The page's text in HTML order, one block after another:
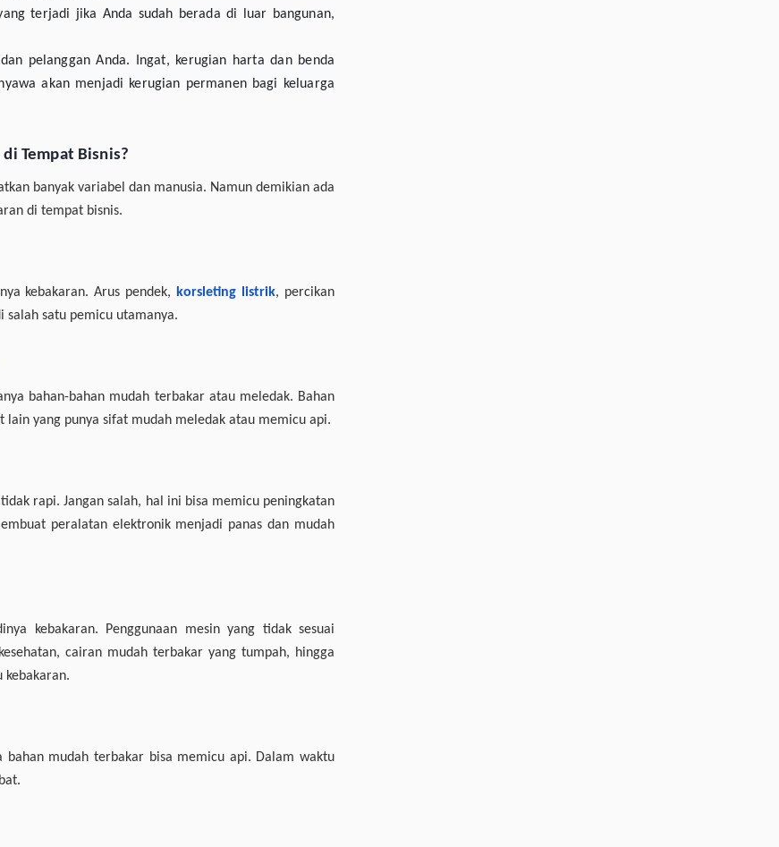
terjadi jika Anda sudah berada di luar bangunan,
pelanggan Anda. Ingat, kerugian harta dan benda
akan menjadi kerugian permanen bagi keluarga
Tempat Bisnis?
banyak variabel dan manusia. Namun demikian ada
di tempat bisnis.
kebakaran. Arus pendek, korsleting listrik, percikan
satu pemicu utamanya.
bahan-bahan mudah terbakar atau meledak. Bahan
yang punya sifat mudah meledak atau memicu api.
rapi. Jangan salah, hal ini bisa memicu peningkatan
peralatan elektronik menjadi panas dan mudah
kebakaran. Penggunaan mesin yang tidak sesuai
cairan mudah terbakar yang tumpah, hingga
kebakaran.
mudah terbakar bisa memicu api. Dalam waktu